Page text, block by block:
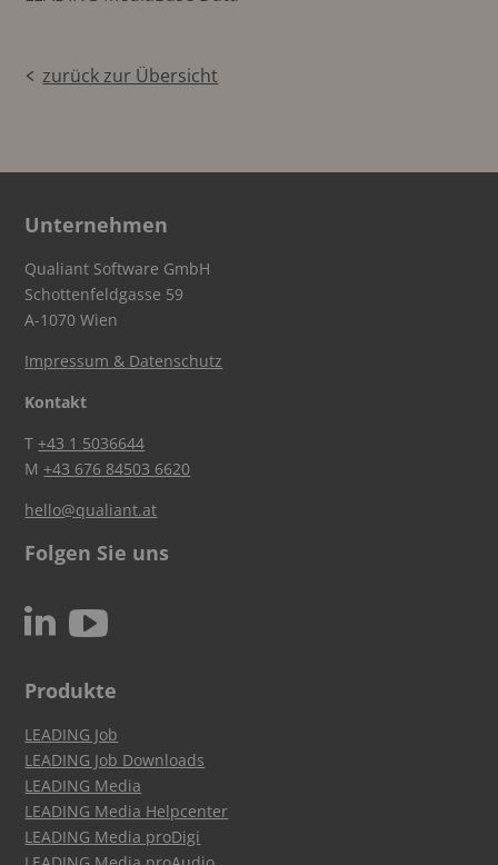
zurück zur Übersicht
Unternehmen
Qualiant Software GmbH
Schottenfeldgasse 59
A-1070 Wien
Impressum & Datenschutz
Kontakt
T+43 1 5036644
M+43 676 84503 6620
hello@qualiant.at
Folgen Sie uns
N c
Produkte
LEADING Job
LEADING Job Downloads
LEADING Media
LEADING Media Helpcenter
LEADING Media proDigi